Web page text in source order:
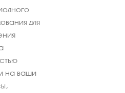
для
на ваши